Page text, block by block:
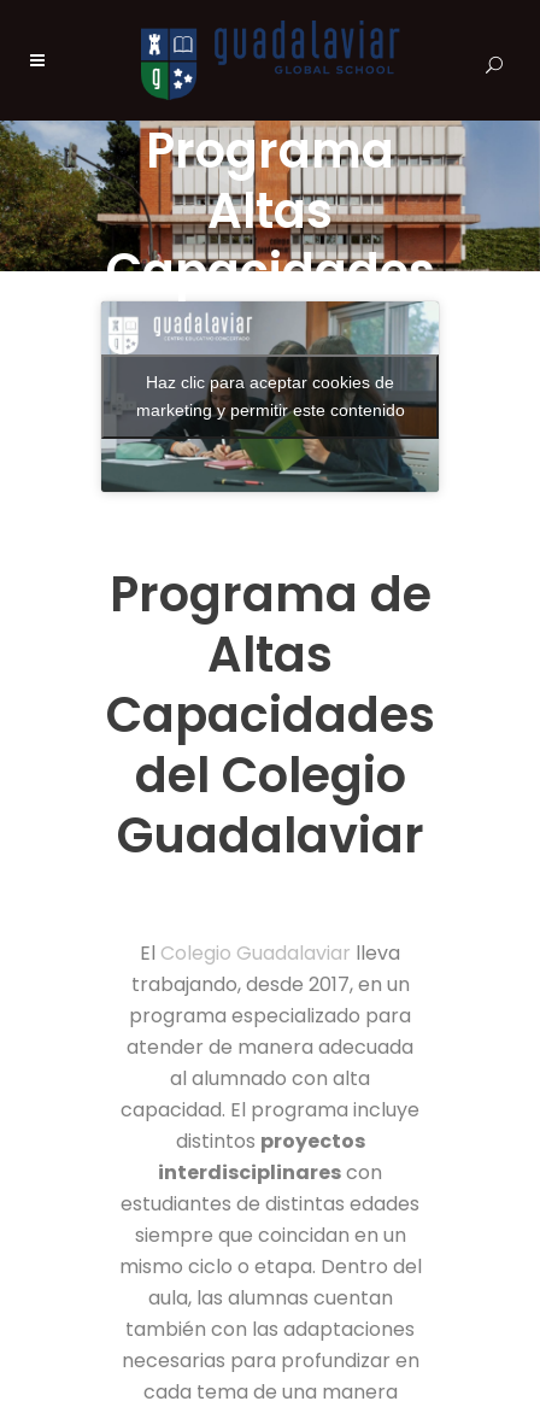
Programa
Altas
Capacidades
Haz clic para aceptar cookies de
marketing y permitir este contenido
Programa de
Altas
Capacidades
del Colegio
Guadalaviar
El Colegio Guadalaviar lleva
trabajando, desde 2017, en un
programa especializado para
atender de manera adecuada
al alumnado con alta
capacidad. El programa incluye
distintos proyectos
interdisciplinarescon
estudiantes de distintas edades
siempre que coincidan en un
mismo ciclo o etapa. Dentro del
aula, las alumnas cuentan
también con las adaptaciones
necesarias para profundizar en
cada tema de una manera